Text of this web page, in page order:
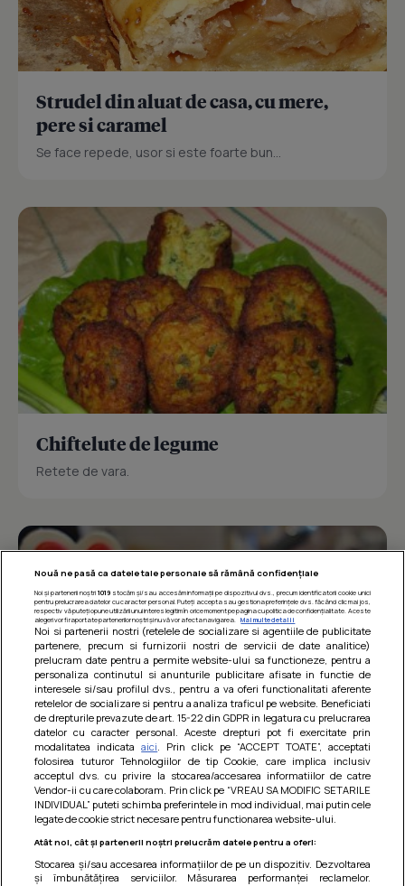
Strudel din aluat de casa, cu mere,
pere si caramel
Se face repede, usor si este foarte bun...
Chiftelute de legume
Retete de vara.
Barcute din vinete cu arpagic rosu
Un deliciu usor de preparat!
Nouă ne pasă ca datele tale personale să rămână confidențiale
Noi și partenerii noștri 1019stocăm și/sau accesăm informații pe dispozitivul dvs., precum identificatorii cookie unici
pentru prelucrarea datelor cu caracter personal. Puteți accepta sau gestiona preferințele dvs. făcând clic mai jos,
respectiv vă puteți opune utilizării unui interes legitim în orice moment pe pagina cu politica de confidențialitate. Aceste
alegeri vor fi raportate partenerilor noștri și nu vă vor afecta navigarea.
Mai multe detalii
Noi si partenerii nostri (retelele de socializare si agentiile de publicitate
partenere, precum si furnizorii nostri de servicii de date analitice)
prelucram date pentru a permite website-ului sa functioneze, pentru a
personaliza continutul si anunturile publicitare afisate in functie de
interesele si/sau profilul dvs., pentru a va oferi functionalitati aferente
retelelor de socializare si pentru a analiza traficul pe website. Beneficiati
de drepturile prevazute de art. 15-22 din GDPR in legatura cu prelucrarea
datelor cu caracter personal. Aceste drepturi pot fi exercitate prin
modalitatea indicataaici . Prin click pe “ACCEPT TOATE”, acceptati
folosirea tuturor Tehnologiilor de tip Cookie, care implica inclusiv
acceptul dvs. cu privire la stocarea/accesarea informatiilor de catre
Vendor-ii cu care colaboram. Prin click pe “VREAU SA MODIFIC SETARILE
INDIVIDUAL” puteti schimba preferintele in mod individual, mai putin cele
legate de cookie strict necesare pentru functionarea website-ului.
Atât noi, cât și partenerii noștri prelucrăm datele pentru a oferi:
Stocarea și/sau accesarea informațiilor de pe un dispozitiv. Dezvoltarea
și îmbunătățirea serviciilor. Măsurarea performanței reclamelor.